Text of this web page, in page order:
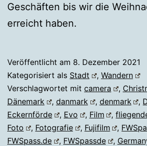
Geschäften bis wir die
erreicht haben.
Veröffentlicht am 8. Dezember 2021
Kategorisiert als Stadt , Wandern
Verschlagwortet mit camera ,
Dänemark
, danmark , denmark ,
Eckernförde
, Evo , Film ,
Foto
, Fotografie , Fujifilm ,
FWSpass.de
, FWSpassde ,